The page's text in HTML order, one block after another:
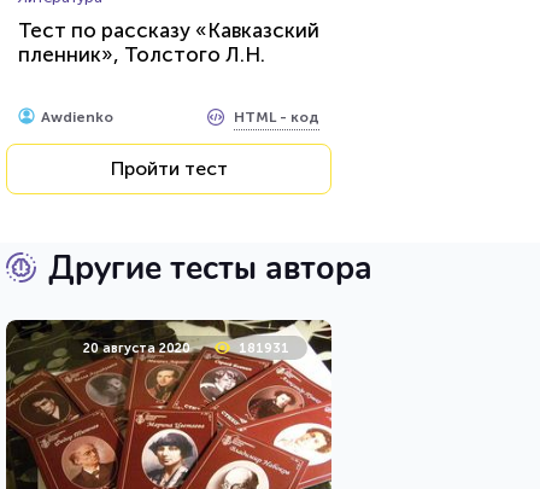
Тест по рассказу «Кавказский
пленник», Толстого Л.Н.
Awdienko HTML - код
Пройти тест
Другие тесты автора
20 августа 2020 181931